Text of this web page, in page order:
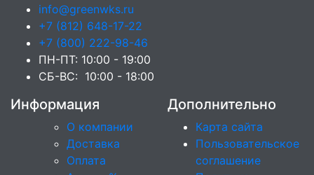
info@greenwks.ru
+7 (812) 648-17-22
+7 (800) 222-98-46
ПН-ПТ: 10:00 - 19:00
СБ-ВС: 10:00 - 18:00
Информация
О компании
Доставка
Оплата
Дополнительно
Карта сайта
Пользовательское
соглашение